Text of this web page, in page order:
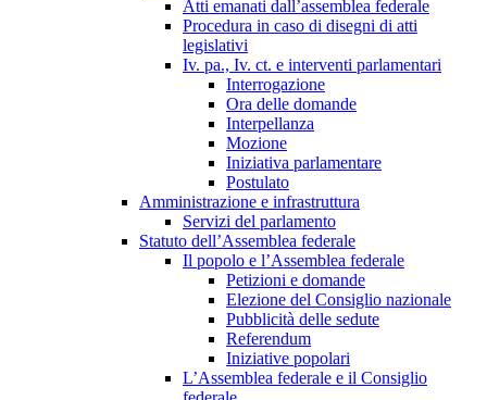
Atti emanati dall’assemblea federale
Procedura in caso di disegni di atti
legislativi
Iv. pa., Iv. ct. e interventi parlamentari
Interrogazione
Ora delle domande
Interpellanza
Mozione
Iniziativa parlamentare
Postulato
Amministrazione e infrastruttura
Servizi del parlamento
Statuto dell’Assemblea federale
Il popolo e l’Assemblea federale
Petizioni e domande
Elezione del Consiglio nazionale
Pubblicità delle sedute
Referendum
Iniziative popolari
L’Assemblea federale e il Consiglio